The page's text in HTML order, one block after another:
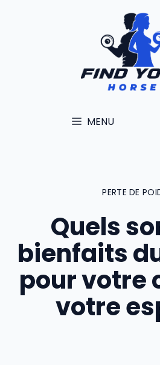
MENU
PERTE DE
Quels
bienfaits
pour votre
votre